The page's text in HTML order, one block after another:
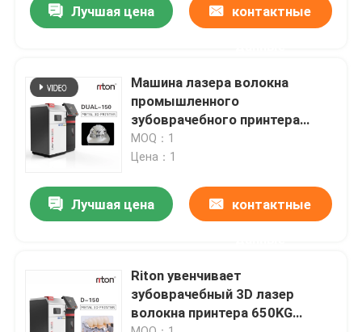
Наша фабрика
контактные данные
Все случаи
Принтер металла 3D лазера
Зубоврачебный принтер металла 3D
Лучшая цена контактные
Машина лазера волокна
промышленного
зубоврачебного принтера
металла 3D двойная
MOQ：1
Цена：1
Лучшая цена контактные
Riton увенчивает
зубоврачебный 3D лазер
волокна принтера 650KG